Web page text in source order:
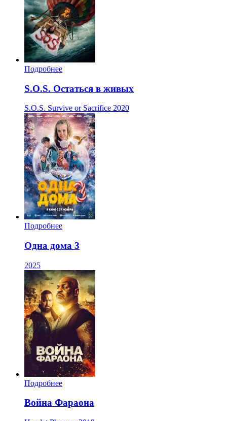
Подробнее
S.O.S. Остаться в живых
S.O.S. Survive or Sacrifice 2020
Подробнее
Одна дома 3
2025
Подробнее
Война Фараона